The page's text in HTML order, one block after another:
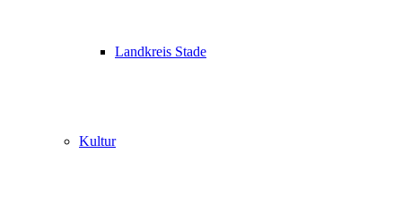
Landkreis Stade
Kultur